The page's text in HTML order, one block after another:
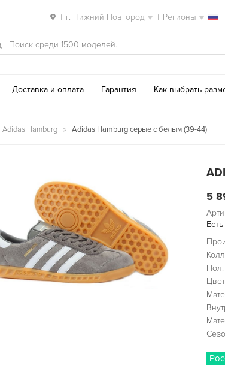
| г. Нижний Новгород | Регионы
Доставка и оплата Гарантия Как выбрать
Adidas Hamburg Adidas Hamburg серые с белым (39-44)
5